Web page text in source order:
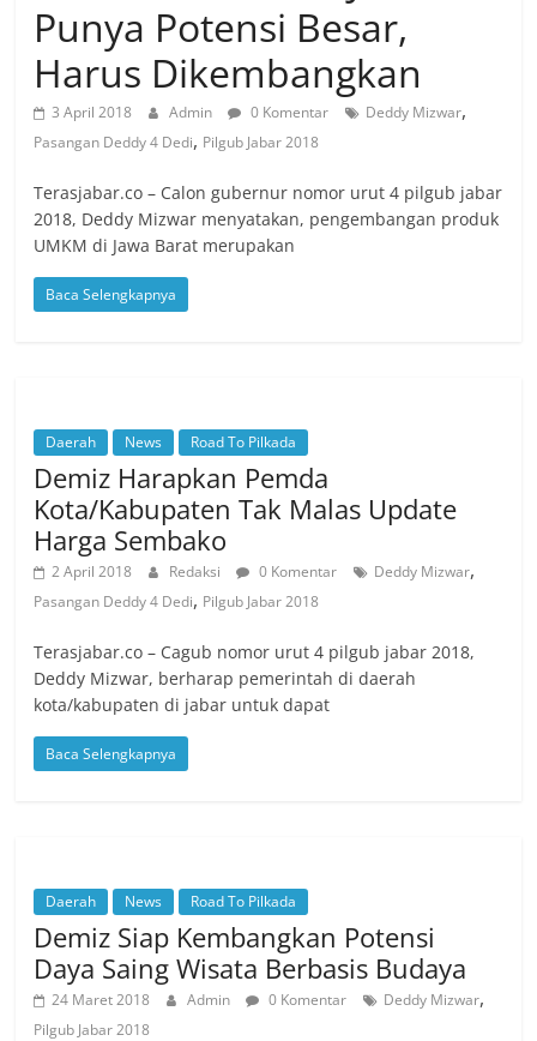
Punya Potensi Besar,
Harus Dikembangkan
3 April 2018 Admin 0 Komentar Deddy Mizwar,
Pasangan Deddy 4 Dedi, Pilgub Jabar 2018
Terasjabar.co – Calon gubernur nomor urut 4 pilgub jabar
2018, Deddy Mizwar menyatakan, pengembangan produk
UMKM di Jawa Barat merupakan
Baca Selengkapnya
Daerah News Road To Pilkada
Demiz Harapkan Pemda
Kota/Kabupaten Tak Malas Update
Harga Sembako
2 April 2018 Redaksi 0 Komentar Deddy Mizwar,
Pasangan Deddy 4 Dedi, Pilgub Jabar 2018
Terasjabar.co – Cagub nomor urut 4 pilgub jabar 2018,
Deddy Mizwar, berharap pemerintah di daerah
kota/kabupaten di jabar untuk dapat
Baca Selengkapnya
Daerah News Road To Pilkada
Demiz Siap Kembangkan Potensi
Daya Saing Wisata Berbasis Budaya
24 Maret 2018 Admin 0 Komentar Deddy Mizwar,
Pilgub Jabar 2018